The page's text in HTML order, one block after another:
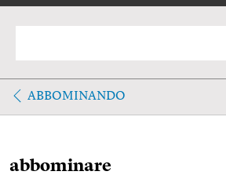
ABBOMINANDO
abbominare